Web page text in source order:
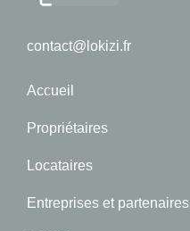
contact@lokizi.fr
Accueil
Propriétaires
Locataires
Entreprises et partenaires